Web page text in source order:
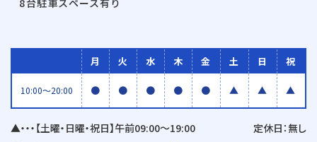
8台駐車スペース有り
月 火 水 木 金 土 日 祝
10:00〜20:00 ● ● ● ● ● ▲ ▲ ▲
▲・・・【土曜・日曜・祝日】午前09:00〜19:00 定休日：無し